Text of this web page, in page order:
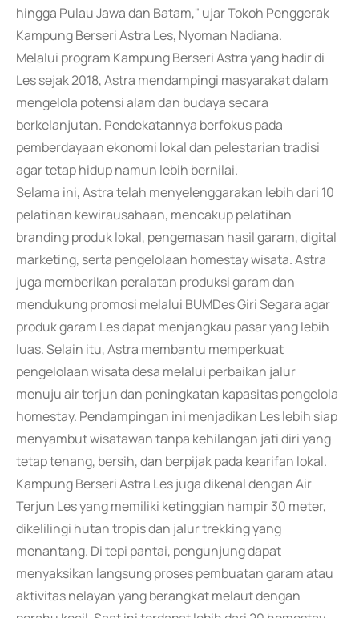
hingga Pulau Jawa dan Batam," ujar Tokoh Penggerak
Kampung Berseri Astra Les, Nyoman Nadiana.
Melalui program Kampung Berseri Astra yang hadir di
Les sejak 2018, Astra mendampingi masyarakat dalam
mengelola potensi alam dan budaya secara
berkelanjutan. Pendekatannya berfokus pada
pemberdayaan ekonomi lokal dan pelestarian tradisi
agar tetap hidup namun lebih bernilai.
Selama ini, Astra telah menyelenggarakan lebih dari 10
pelatihan kewirausahaan, mencakup pelatihan
branding produk lokal, pengemasan hasil garam, digital
marketing, serta pengelolaan homestay wisata. Astra
juga memberikan peralatan produksi garam dan
mendukung promosi melalui BUMDes Giri Segara agar
produk garam Les dapat menjangkau pasar yang lebih
luas. Selain itu, Astra membantu memperkuat
pengelolaan wisata desa melalui perbaikan jalur
menuju air terjun dan peningkatan kapasitas pengelola
homestay. Pendampingan ini menjadikan Les lebih siap
menyambut wisatawan tanpa kehilangan jati diri yang
tetap tenang, bersih, dan berpijak pada kearifan lokal.
Kampung Berseri Astra Les juga dikenal dengan Air
Terjun Les yang memiliki ketinggian hampir 30 meter,
dikelilingi hutan tropis dan jalur trekking yang
menantang. Di tepi pantai, pengunjung dapat
menyaksikan langsung proses pembuatan garam atau
aktivitas nelayan yang berangkat melaut dengan